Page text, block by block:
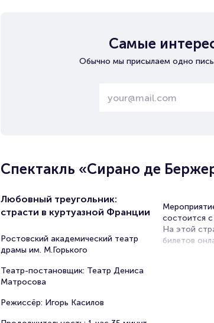
Самые
Обычно мы присылаем одно
Спектакль «Сирано де
Любовный треугольник:
страсти в куртуазной Франции
Ростовский академический театр
драмы им. М.Горького
Театр-постановщик: Театр Дениса
Матросова
Режиссёр: Игорь Касилов
состоится
На этой
билетов